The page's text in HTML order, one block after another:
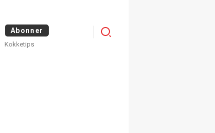
Abonner
Kokketips
Logg